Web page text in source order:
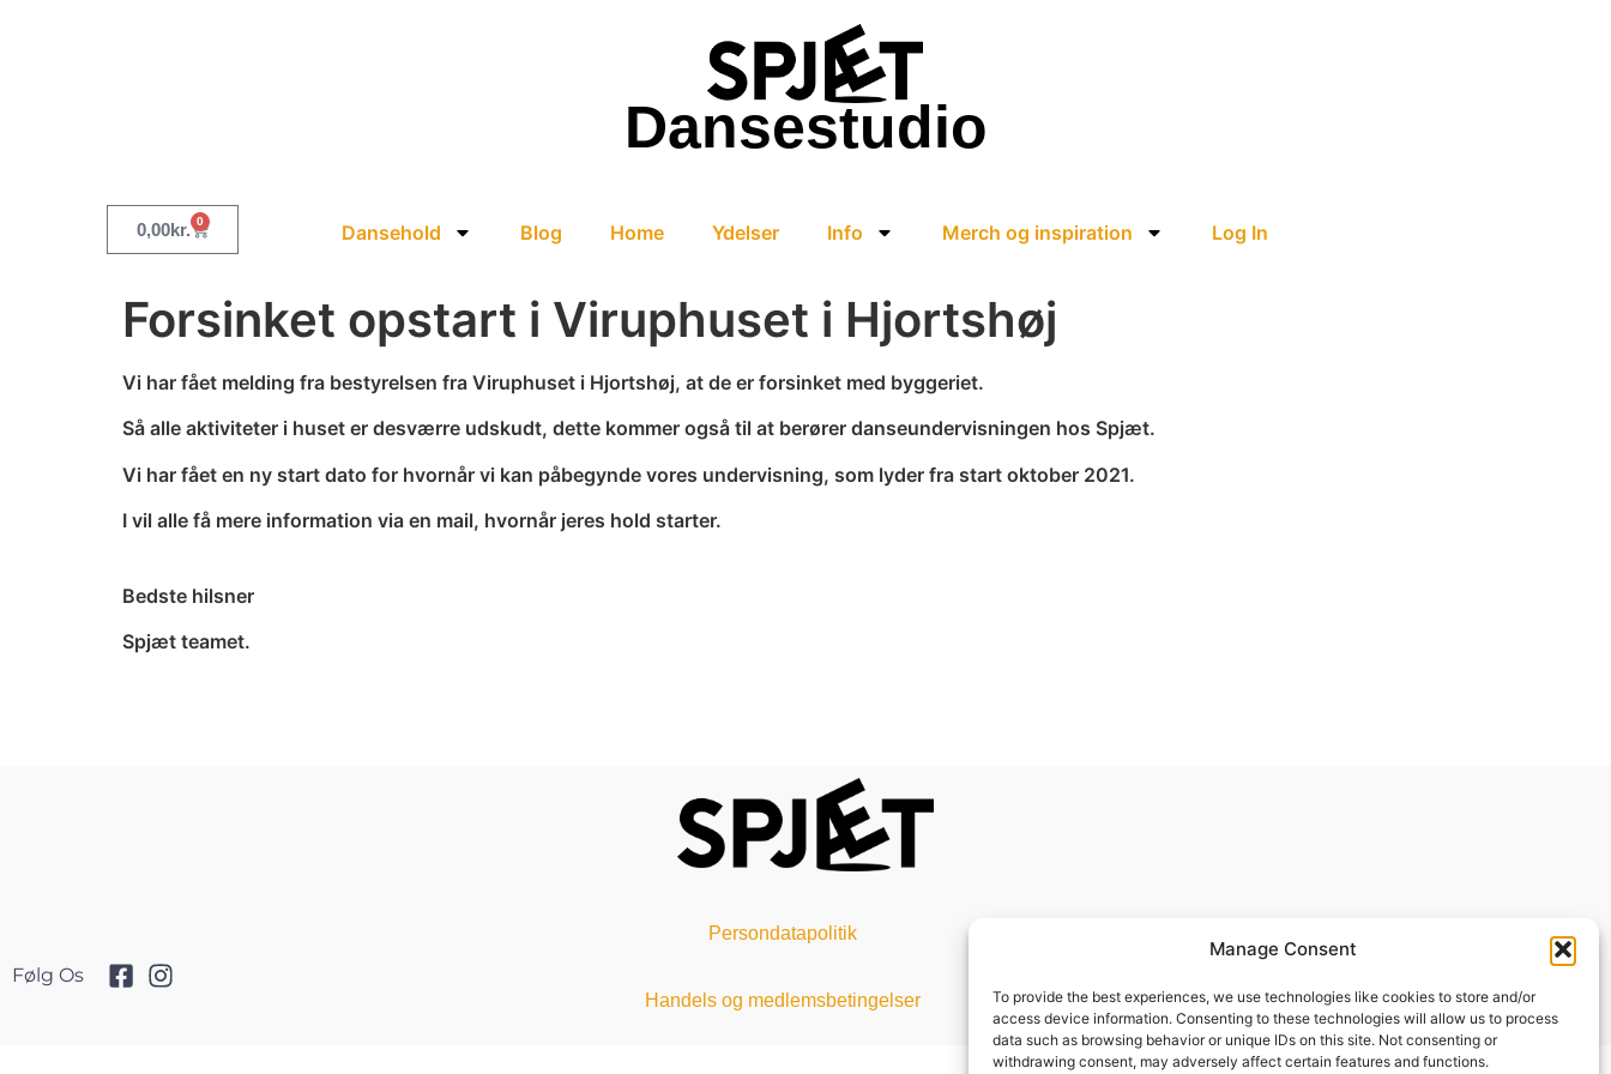
Manage Consent
To provide the best experiences, we use technologies like cookies to store and/or
access device information. Consenting to these technologies will allow us to process
data such as browsing behavior or unique IDs on this site. Not consenting or
withdrawing consent, may adversely affect certain features and functions.
Dansestudio
0,00kr. 0 Dansehold Blog Home Ydelser Info Merch og inspiration Log In
Forsinket opstart i Viruphuset i Hjortshøj
Vi har fået melding fra bestyrelsen fra Viruphuset i Hjortshøj, at de er forsinket med byggeriet.
Så alle aktiviteter i huset er desværre udskudt, dette kommer også til at berører danseundervisningen hos Spjæt.
Vi har fået en ny start dato for hvornår vi kan påbegynde vores undervisning, som lyder fra start oktober 2021.
I vil alle få mere information via en mail, hvornår jeres hold starter.
Bedste hilsner
Spjæt teamet.
Følg Os
Persondatapolitik
Handels og medlemsbetingelser